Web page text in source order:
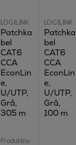
LOGILINK
Patchka
bel
CAT6
CCA
EconLin
e,
U/UTP,
Grå,
305 m
Produktnu
LOGILINK
Patchka
bel
CAT6
CCA
EconLin
e,
U/UTP,
Grå,
100 m